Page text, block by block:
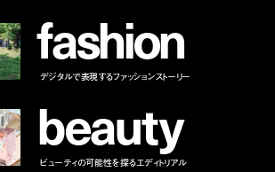
fashion
デジタルで表現するファッションストーリー
beauty
ビューティの可能性を探るエディトリアル